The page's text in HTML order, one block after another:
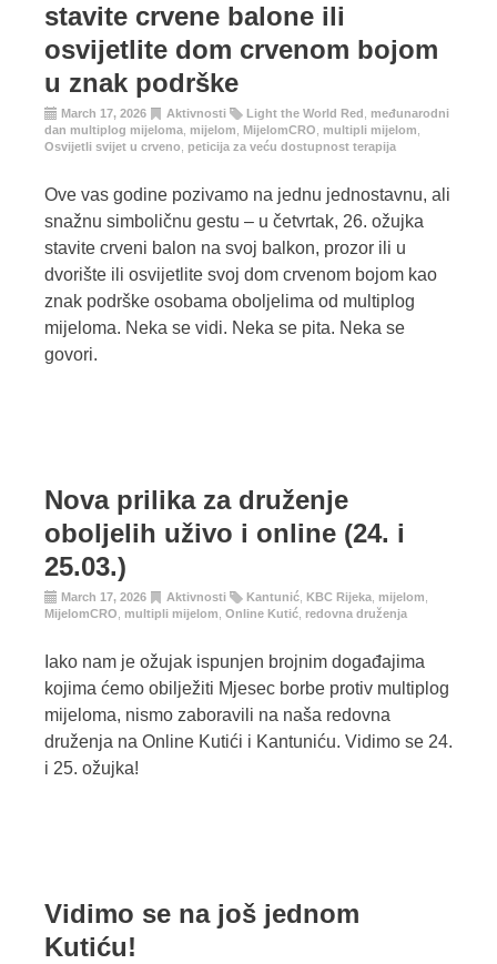
stavite crvene balone ili
osvijetlite dom crvenom bojom
u znak podrške
March 17, 2026 Aktivnosti Light the World Red
međunarodni
dan multiplog mijeloma mijelom MijelomCRO multipli mijelom
Osvijetli svijet u crveno
peticija za veću dostupnost terapija
Ove vas godine pozivamo na jednu jednostavnu, ali
snažnu simboličnu gestu – u četvrtak, 26. ožujka
stavite crveni balon na svoj balkon, prozor ili u
dvorište ili osvijetlite svoj dom crvenom bojom kao
znak podrške osobama oboljelima od multiplog
mijeloma. Neka se vidi. Neka se pita. Neka se
govori.
Nova prilika za druženje
oboljelih uživo i online (24. i
25.03.)
March 17, 2026 Aktivnosti Kantunić KBC Rijeka mijelom
MijelomCRO
multipli mijelom Online Kutić redovna druženja
Iako nam je ožujak ispunjen brojnim događajima
kojima ćemo obilježiti Mjesec borbe protiv multiplog
mijeloma, nismo zaboravili na naša redovna
druženja na Online Kutići i Kantuniću. Vidimo se 24.
i 25. ožujka!
Vidimo se na još jednom
Kutiću!